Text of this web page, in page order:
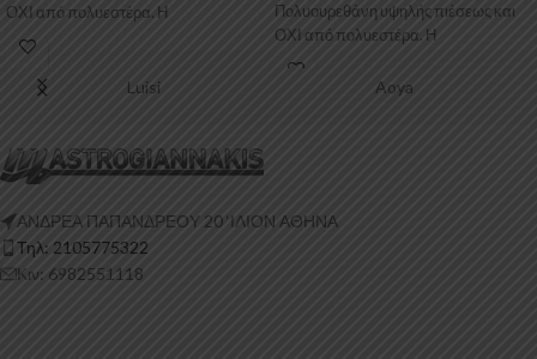
ΟΧΙ από πολυεστέρα. Η
Πολυουρεθάνη
Πολυουρεθάνη υψηλής πιέσεως και
ΟΧΙ από πολυεστέρα. Η
Πολυουρεθάνη είναι ένα
Luisi Aoya
ΑΝΔΡΕΑ ΠΑΠΑΝΔΡΕΟΥ 20 ‘ΙΛΙΟΝ ΑΘΗΝΑ
Τηλ: 2105775322
Κιν: 6982551118